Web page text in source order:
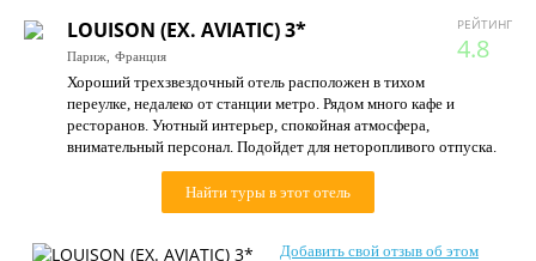
Цены дня
Страны
Как купить
Контакты
РЕЙТИНГ
4.8
LOUISON (EX. AVIATIC) 3*
Париж, Франция
Хороший трехзвездочный отель расположен в тихом
переулке, недалеко от станции метро. Рядом много кафе и
ресторанов. Уютный интерьер, спокойная атмосфера,
внимательный персонал. Подойдет для неторопливого отпуска.
Найти туры в этот отель
Добавить свой отзыв об этом